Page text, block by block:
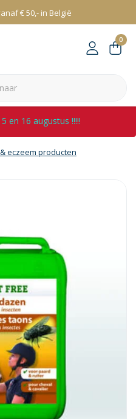
€ 50,- in België
0
en 16 augustus !!!!!
eczeem producten